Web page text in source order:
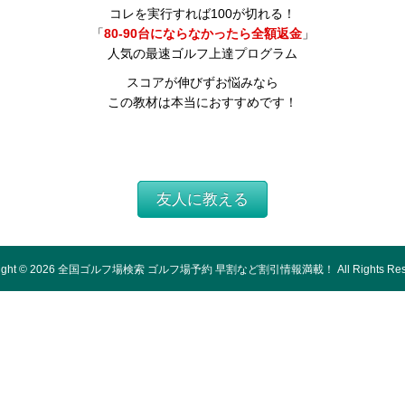
コレを実行すれば100が切れる！
「80-90台にならなかったら全額返金」
人気の最速ゴルフ上達プログラム
スコアが伸びずお悩みなら
この教材は本当におすすめです！
友人に教える
© 2026 全国ゴルフ場検索 ゴルフ場予約 早割など割引情報満載！ All Rights